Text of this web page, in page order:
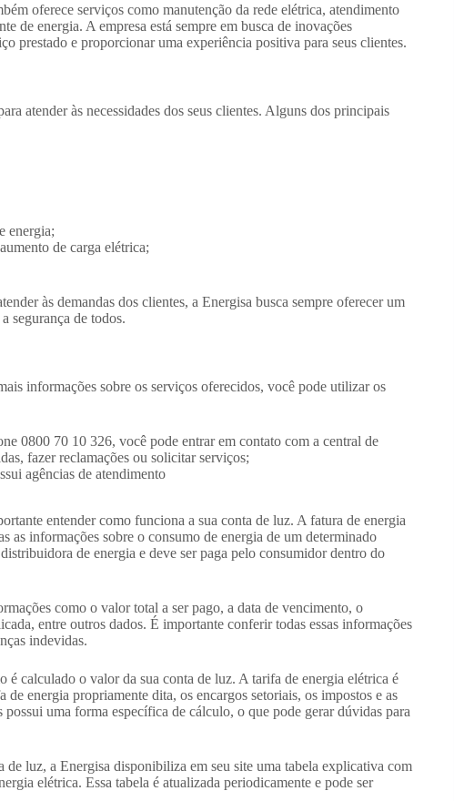
oferece serviços como manutenção da rede elétrica, atendimento
de energia. A empresa está sempre em busca de inovações
prestado e proporcionar uma experiência positiva para seus clientes.
atender às necessidades dos seus clientes. Alguns dos principais
energia;
de carga elétrica;
às demandas dos clientes, a Energisa busca sempre oferecer um
segurança de todos.
informações sobre os serviços oferecidos, você pode utilizar os
0800 70 10 326, você pode entrar em contato com a central de
fazer reclamações ou solicitar serviços;
agências de atendimento
entender como funciona a sua conta de luz. A fatura de energia
as informações sobre o consumo de energia de um determinado
de energia e deve ser paga pelo consumidor dentro do
como o valor total a ser pago, a data de vencimento, o
entre outros dados. É importante conferir todas essas informações
indevidas.
é calculado o valor da sua conta de luz. A tarifa de energia elétrica é
energia propriamente dita, os encargos setoriais, os impostos e as
possui uma forma específica de cálculo, o que pode gerar dúvidas para
de luz, a Energisa disponibiliza em seu site uma tabela explicativa com
elétrica. Essa tabela é atualizada periodicamente e pode ser